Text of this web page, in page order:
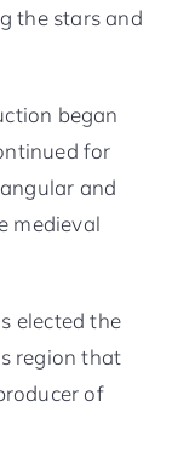
the stars and
began
for
and
medieval
elected the
region that
of